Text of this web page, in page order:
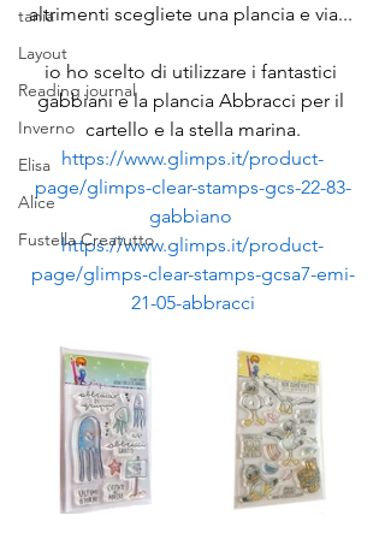
tania
Layout
Reading journal
Inverno
Elisa
Alice
Fustella Creatutto
altrimenti scegliete una plancia e via...
io ho scelto di utilizzare i fantastici
gabbiani e la plancia Abbracci per il
cartello e la stella marina.
https://www.glimps.it/product-
page/glimps-clear-stamps-gcs-22-83-
gabbiano
https://www.glimps.it/product-
page/glimps-clear-stamps-gcsa7-emi-
21-05-abbracci